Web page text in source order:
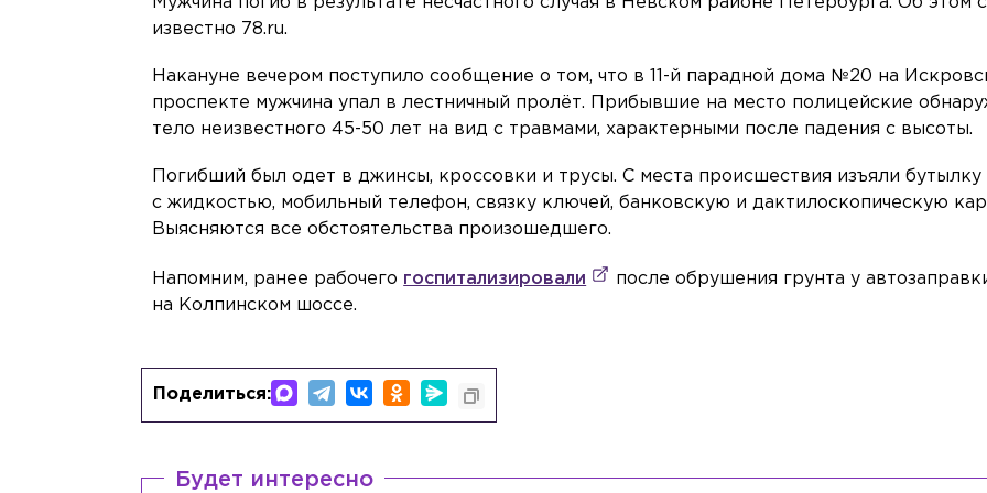
известно 78.ru.
Накануне вечером поступило сообщение о том, что в 11-й парадной дома №20 на
проспекте мужчина упал в лестничный пролёт. Прибывшие на место полицейские
тело неизвестного 45-50 лет на вид с травмами, характерными после падения с высоты.
Погибший был одет в джинсы, кроссовки и трусы. С места происшествия изъяли бутылку
с жидкостью, мобильный телефон, связку ключей, банковскую и дактилоскопическую
Выясняются все обстоятельства произошедшего.
Напомним, ранее рабочего госпитализировали
после обрушения грунта у
на Колпинском шоссе.
Поделиться:
Будет интересно